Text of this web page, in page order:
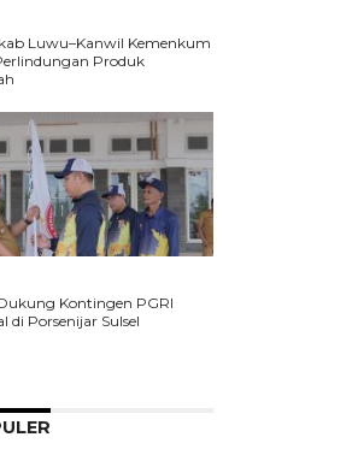
Luwu–Kanwil Kemenkum
Produk
Kontingen PGRI
di Porsenijar Sulsel